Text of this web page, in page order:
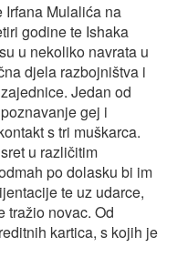
Mulalića na
godine te Ishaka
u nekoliko navrata u
djela razbojništva i
Jedan od
gej i
s tri muškarca.
u različitim
po dolasku bi im
te uz udarce,
tražio novac. Od
kartica, s kojih je